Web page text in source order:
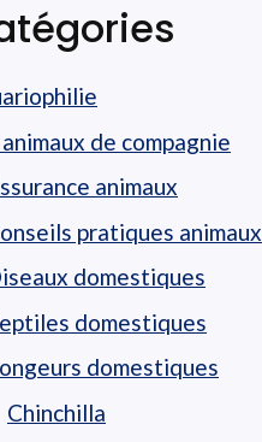
de compagnie
animaux
pratiques animaux
domestiques
domestiques
domestiques
Chinchilla